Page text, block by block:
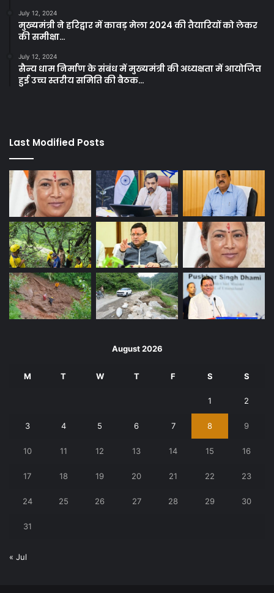
July 12, 2024
मुख्यमंत्री ने हरिद्वार में कावड़ मेला 2024 की तैयारियों को लेकर
की समीक्षा…
July 12, 2024
सैन्य धाम निर्माण के संबंध में मुख्यमंत्री की अध्यक्षता में आयोजित
हुई उच्च स्तरीय समिति की बैठक…
Last Modified Posts
August 2026
M T W T F S S
1 2
3 4 5 6 7 8 9
10 11 12 13 14 15 16
17 18 19 20 21 22 23
24 25 26 27 28 29 30
31
« Jul